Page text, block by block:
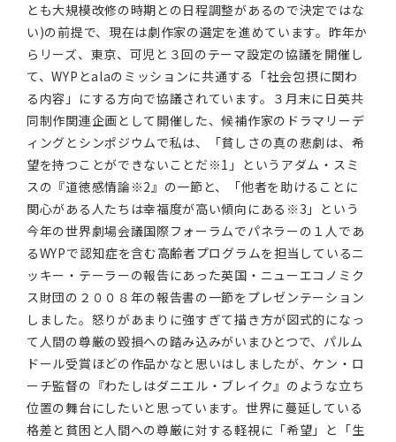
とも大規模改修の時期との日程調整があるので決定ではな
い)の前提で、現在は劇作家の選定を進めています。昨年か
らリーズ、東京、可児と３回のテーマ設定の協議を開催し
て、WYPとalaのミッションに共通する「社会包摂に関わ
る内容」にする方向で協議されています。３月末に日英共
同制作関連企画として開催した、候補作家のドラマリーデ
ィングとシンポジウムで私は、「貧しさの真の悲劇は、希
望を持つことができないことだ※1」というアダム・スミ
スの『道徳感情論※2』の一節と、「他者を助けることに
関心がある人たちは幸福度が高い傾向にある※3」という
今年の世界劇場会議国際フォーラムでパネラーの１人であ
るWYPで認知症を含む高齢者プログラムを担当しているニ
ッキー・テーラーの報告にあった英国・ニューエコノミク
ス財団の２００８年の報告書の一節をプレゼンテーション
しました。怒りがあまりに強すぎて描き方が図式的になっ
て人間の尊厳の毀損への踏み込みがいまひとつで、パルム
ドール受賞ほどの作品かなと思いはしましたが、ケン・ロ
ーチ監督の『わたしはダニエル・ブレイク』のような立ち
位置の舞台にしたいと思っています。世界に蔓延している
格差と貧困と人間への尊厳に対する軽視に「希望」と「生